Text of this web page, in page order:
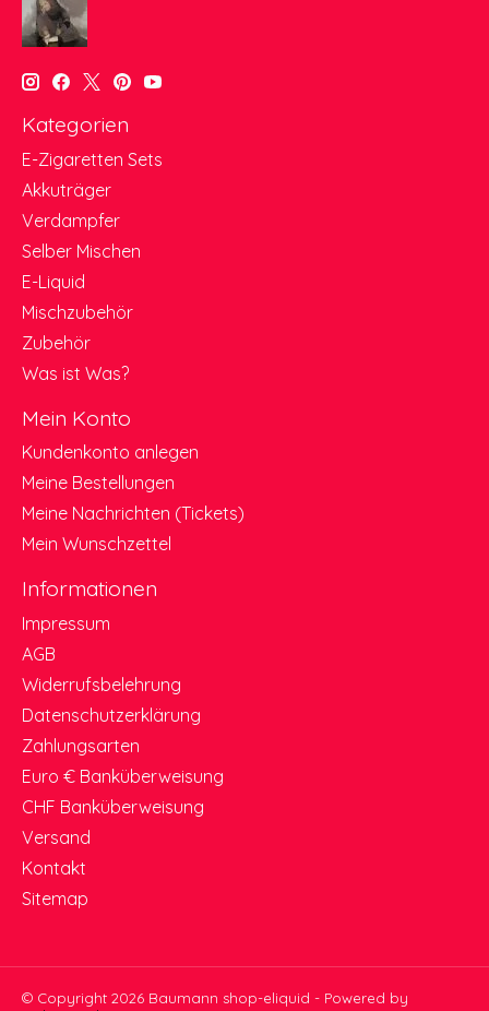
Kategorien
E-Zigaretten Sets
Akkuträger
Verdampfer
Selber Mischen
E-Liquid
Mischzubehör
Zubehör
Was ist Was?
Mein Konto
Kundenkonto anlegen
Meine Bestellungen
Meine Nachrichten (Tickets)
Mein Wunschzettel
Informationen
Impressum
AGB
Widerrufsbelehrung
Datenschutzerklärung
Zahlungsarten
Euro € Banküberweisung
CHF Banküberweisung
Versand
Kontakt
Sitemap
© Copyright 2026 Baumann shop-eliquid - Powered by